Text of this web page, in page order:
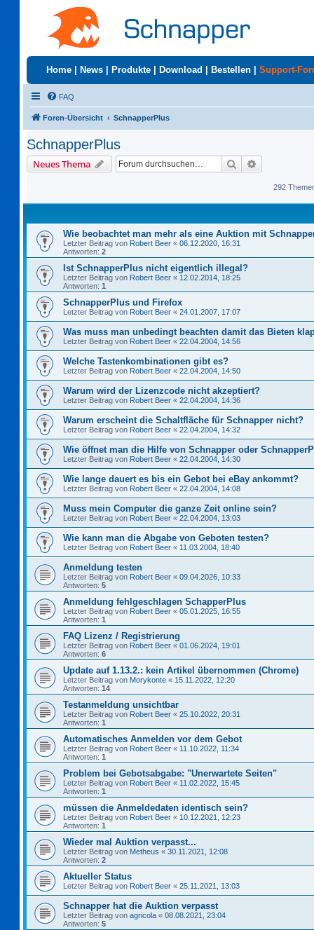
Home News Produkte Download Bestellen Support-
FAQ
Foren-Übersicht SchnapperPlus
SchnapperPlus
Neues Thema Suche
292
Wie beobachtet man mehr als eine Auktion mit
Letzter Beitrag von Robert Beer « 06.12.2020, 16:31
Antworten: 2
Ist SchnapperPlus nicht eigentlich illegal?
Letzter Beitrag von Robert Beer « 12.02.2014, 18:25
Antworten: 1
SchnapperPlus und Firefox
Letzter Beitrag von Robert Beer « 24.01.2007, 17:07
Was muss man unbedingt beachten damit das Bieten
Letzter Beitrag von Robert Beer « 22.04.2004, 14:56
Welche Tastenkombinationen gibt es?
Letzter Beitrag von Robert Beer « 22.04.2004, 14:50
Warum wird der Lizenzcode nicht akzeptiert?
Letzter Beitrag von Robert Beer « 22.04.2004, 14:36
Warum erscheint die Schaltfläche für Schnapper nicht?
Letzter Beitrag von Robert Beer « 22.04.2004, 14:32
Wie öffnet man die Hilfe von Schnapper oder
Letzter Beitrag von Robert Beer « 22.04.2004, 14:30
Wie lange dauert es bis ein Gebot bei eBay ankommt?
Letzter Beitrag von Robert Beer « 22.04.2004, 14:08
Muss mein Computer die ganze Zeit online sein?
Letzter Beitrag von Robert Beer « 22.04.2004, 13:03
Wie kann man die Abgabe von Geboten testen?
Letzter Beitrag von Robert Beer « 11.03.2004, 18:40
Anmeldung testen
Letzter Beitrag von Robert Beer « 09.04.2026, 10:33
Antworten: 5
Anmeldung fehlgeschlagen SchapperPlus
Letzter Beitrag von Robert Beer « 05.01.2025, 16:55
Antworten: 1
FAQ Lizenz / Registrierung
Letzter Beitrag von Robert Beer « 01.06.2024, 19:01
Antworten: 6
Update auf 1.13.2.: kein Artikel übernommen (Chrome)
Letzter Beitrag von Morykonte « 15.11.2022, 12:20
Antworten: 14
Testanmeldung unsichtbar
Letzter Beitrag von Robert Beer « 25.10.2022, 20:31
Antworten: 1
Automatisches Anmelden vor dem Gebot
Letzter Beitrag von Robert Beer « 11.10.2022, 11:34
Antworten: 1
Problem bei Gebotsabgabe: "Unerwartete Seiten"
Letzter Beitrag von Robert Beer « 11.02.2022, 15:45
Antworten: 1
müssen die Anmeldedaten identisch sein?
Letzter Beitrag von Robert Beer « 10.12.2021, 12:23
Antworten: 1
Wieder mal Auktion verpasst...
Letzter Beitrag von Metheus « 30.11.2021, 12:08
Antworten: 2
Aktueller Status
Letzter Beitrag von Robert Beer « 25.11.2021, 13:03
Schnapper hat die Auktion verpasst
Letzter Beitrag von agricola « 08.08.2021, 23:04
Antworten: 5